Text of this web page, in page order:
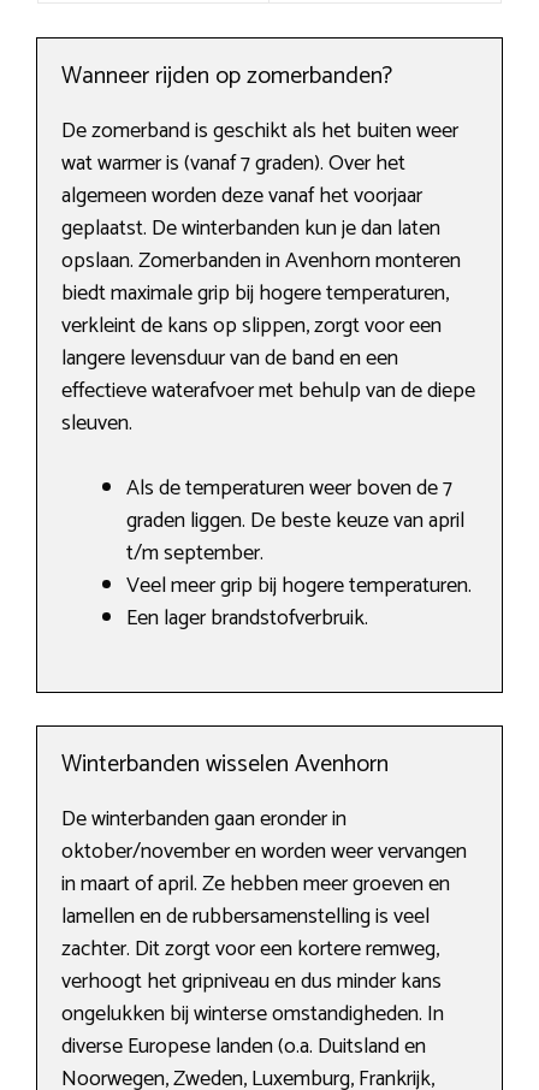
Wanneer rijden op zomerbanden?
De zomerband is geschikt als het buiten weer
wat warmer is (vanaf 7 graden). Over het
algemeen worden deze vanaf het voorjaar
geplaatst. De winterbanden kun je dan laten
opslaan. Zomerbanden in Avenhorn monteren
biedt maximale grip bij hogere temperaturen,
verkleint de kans op slippen, zorgt voor een
langere levensduur van de band en een
effectieve waterafvoer met behulp van de diepe
sleuven.
Als de temperaturen weer boven de 7
graden liggen. De beste keuze van april
t/m september.
Veel meer grip bij hogere temperaturen.
Een lager brandstofverbruik.
Winterbanden wisselen Avenhorn
De winterbanden gaan eronder in
oktober/november en worden weer vervangen
in maart of april. Ze hebben meer groeven en
lamellen en de rubbersamenstelling is veel
zachter. Dit zorgt voor een kortere remweg,
verhoogt het gripniveau en dus minder kans
ongelukken bij winterse omstandigheden. In
diverse Europese landen (o.a. Duitsland en
Noorwegen, Zweden, Luxemburg, Frankrijk,